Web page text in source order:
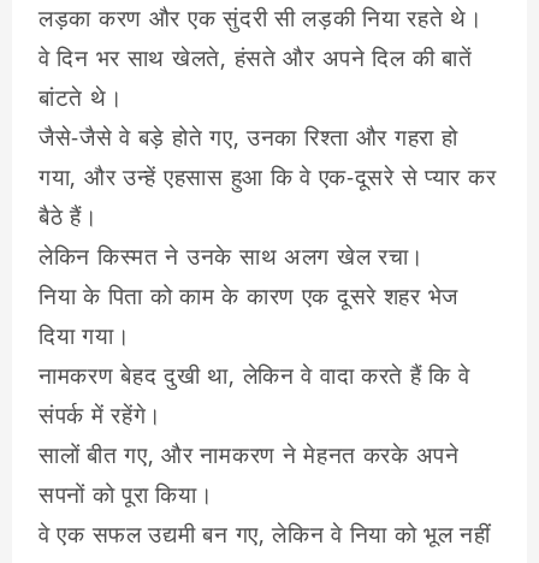
लड़का करण और एक सुंदरी सी लड़की निया रहते थे।
वे दिन भर साथ खेलते, हंसते और अपने दिल की बातें
बांटते थे।
जैसे-जैसे वे बड़े होते गए, उनका रिश्ता और गहरा हो
गया, और उन्हें एहसास हुआ कि वे एक-दूसरे से प्यार कर
बैठे हैं।
लेकिन किस्मत ने उनके साथ अलग खेल रचा।
निया के पिता को काम के कारण एक दूसरे शहर भेज
दिया गया।
नामकरण बेहद दुखी था, लेकिन वे वादा करते हैं कि वे
संपर्क में रहेंगे।
सालों बीत गए, और नामकरण ने मेहनत करके अपने
सपनों को पूरा किया।
वे एक सफल उद्यमी बन गए, लेकिन वे निया को भूल नहीं